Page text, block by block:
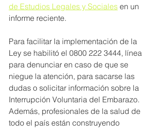
de Estudios Legales y Sociales en un
informe reciente.
Para facilitar la implementación de la
Ley se habilitó el 0800 222 3444, línea
para denunciar en caso de que se
niegue la atención, para sacarse las
dudas o solicitar información sobre la
Interrupción Voluntaria del Embarazo.
Además, profesionales de la salud de
todo el país están construyendo